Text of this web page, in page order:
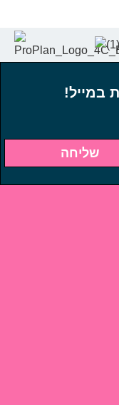
במייל!
שליחה